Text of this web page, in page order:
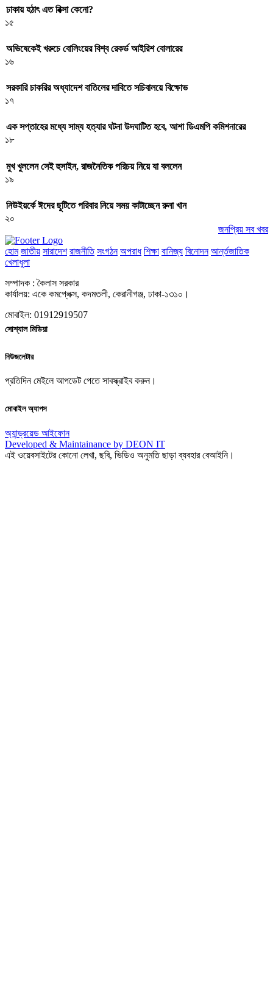
ঢাকায় হঠাৎ এত রিক্সা কেনো?
১৫
অভিষেকেই খরুচে বোলিংয়ের বিশ্ব রেকর্ড আইরিশ বোলারের
১৬
সরকারি চাকরির অধ্যাদেশ বাতিলের দাবিতে সচিবালয়ে বিক্ষোভ
১৭
এক সপ্তাহের মধ্যে সাম্য হত্যার ঘটনা উদঘাটিত হবে, আশা ডিএমপি কমিশনারের
১৮
মুখ খুললেন সেই হুসাইন, রাজনৈতিক পরিচয় নিয়ে যা বললেন
১৯
নিউইয়র্কে ঈদের ছুটিতে পরিবার নিয়ে সময় কাটাচ্ছেন রুনা খান
২০
জনপ্রিয় সব খবর
হোম জাতীয় সারাদেশ রাজনীতি সংগঠন অপরাধ শিক্ষা বানিজ্য বিনোদন আর্ন্তজাতিক
খেলাধুলা
সম্পাদক : কৈলাস সরকার
কার্যালয়: একে কমপ্লেক্স, কদমতলী, কেরানীগঞ্জ, ঢাকা-১৩১০।
মোবাইল: 01912919507
সোশ্যাল মিডিয়া
নিউজলেটার
প্রতিদিন মেইলে আপডেট পেতে সাবস্ক্রাইব করুন।
মোবাইল অ্যাপস
অ্যান্ড্রয়েড আইফোন
Developed & Maintainance by DEON IT
এই ওয়েবসাইটের কোনো লেখা, ছবি, ভিডিও অনুমতি ছাড়া ব্যবহার বেআইনি।